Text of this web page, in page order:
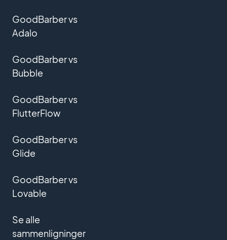
GoodBarber vs
Adalo
GoodBarber vs
Bubble
GoodBarber vs
FlutterFlow
GoodBarber vs
Glide
GoodBarber vs
Lovable
Se alle
sammenligninger